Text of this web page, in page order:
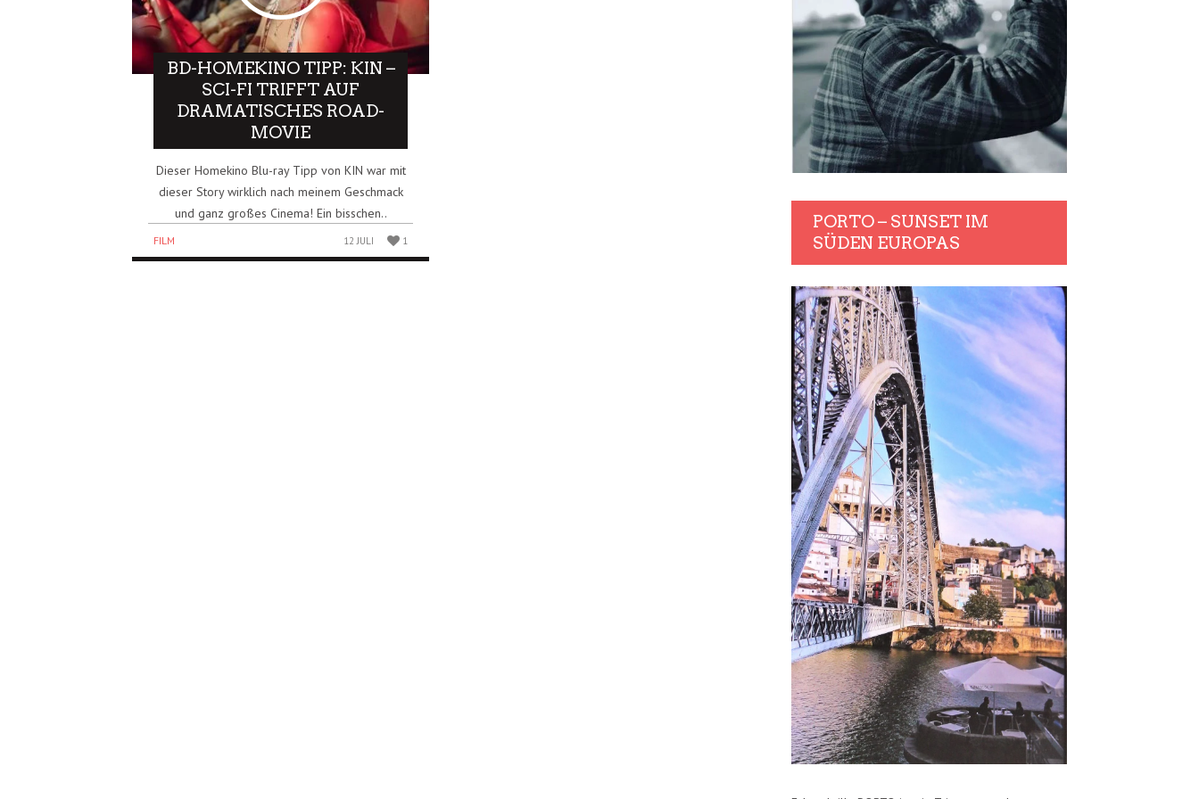
BD-HOMEKINO TIPP: KIN –
SCI-FI TRIFFT AUF
DRAMATISCHES ROAD-
MOVIE
Dieser Homekino Blu-ray Tipp von KIN war mit
dieser Story wirklich nach meinem Geschmack
und ganz großes Cinema! Ein bisschen..
FILM 12 JULI 1
PORTO – SUNSET IM
SÜDEN EUROPAS